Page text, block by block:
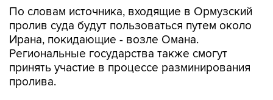
По словам источника, входящие в Ормузский
пролив суда будут пользоваться путем около
Ирана, покидающие - возле Омана.
Региональные государства также смогут
принять участие в процессе разминирования
пролива.